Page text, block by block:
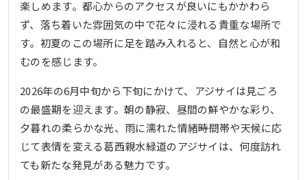
楽しめます。都心からのアクセスが良いにもかかわら
ず、落ち着いた雰囲気の中で花々に浸れる貴重な場所で
す。初夏のこの場所に足を踏み入れると、自然と心が和
むのを感じます。
2026年の6月中旬から下旬にかけて、アジサイは見ごろ
の最盛期を迎えます。朝の静寂、昼間の鮮やかな彩り、
夕暮れの柔らかな光、雨に濡れた情緒――時間帯や天候に応
じて表情を変える葛西親水緑道のアジサイは、何度訪れ
ても新たな発見がある魅力です。